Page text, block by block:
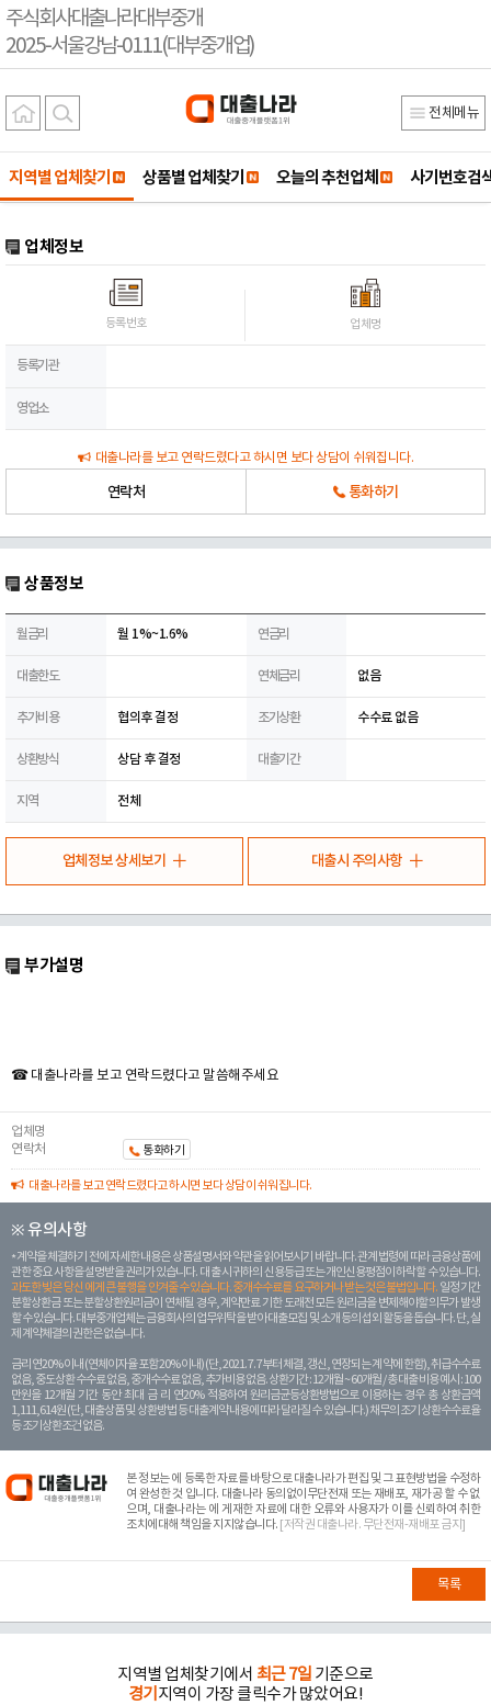
주식회사대출나라대부중개
2025-서울강남-0111(대부중개업)
전체메뉴
지역별 업체찾기 상품별 업체찾기 오늘의 추천업체 사기번호검
업체정보
등록번호 업체명
등록기관
영업소
대출나라를 보고 연락드렸다고 하시면 보다 상담이 쉬워집니다.
연락처 통화하기
상품정보
월금리 월 1%~1.6% 연금리
대출한도 연체금리 없음
추가비용 협의후 결정 조기상환 수수료 없음
상환방식 상담 후 결정 대출기간
지역 전체
업체정보 상세보기 대출시 주의사항
부가설명
☎ 대출나라를 보고 연락드렸다고 말씀해주세요
업체명
연락처
통화하기
대출나라를 보고 연락드렸다고 하시면 보다 상담이 쉬워집니다.
※ 유의사항
계약을 체결하기 전에 자세한 내용은 상품설명서와 약관을 읽어보시기 바랍니다. 관계 법령에 따라 금융상품에
관한 중요 사항을 설명받을 권리가 있습니다. 대 출 시 귀하의 신용등급 또는 개인신용평점이 하락할 수 있습니다.
과도한 빚은 당신 에게 큰 불행을 안겨줄 수 있습니다. 중개수수료를 요구하거나 받는 것은 불법입니다. 일정 기간
분할상환금 또는 분할상환원리금이 연체될 경우, 계약만료 기한 도래전 모든 원리금을 변제해야할 의무가 발생
할 수 있습니다. 대부중개업체는 금융회사의 업무위탁을 받아 대출모집 및 소개 등의 섭외 활동을 돕습니다. 단, 실
제 계약체결의 권한은 없습니다.
금리 연20% 이내 (연체이자율 포함 20% 이내) (단, 2021. 7. 7부터 체결, 갱신, 연장되는 계 약에 한함), 취급수수료
없음, 중도상환 수수료 없음, 중개수수료 없음, 추가비용 없음. 상환기간 : 12개월 ~ 60개월 / 총 대출 비용 예시 : 100
만원을 12개월 기간 동안 최대 금 리 연20% 적용하여 원리금균등상환방법으로 이용하는 경우 총 상환금액
1,111,614원 (단, 대출상품 및 상환방법 등 대출계약 내용에 따라 달라질 수 있습니다.) 채무의 조기 상환수수료율
등 조기상환조건 없음.
본 정보는에 등록한 자료를 바탕으로 대출나라가 편집 및 그 표현방법을 수정하
여 완성한 것 입니다. 대출나라 동의없이무단전재 또는 재배포, 재가공 할 수 없
으며, 대출나라는 에 게재한 자료에 대한 오류와 사용자가 이를 신뢰하여 취한
조치에대해 책임을 지지않습니다. [저작권 대출나라. 무단전재-재배포 금지]
목록
지역별 업체찾기에서 최근 7일 기준으로
경기 지역이 가장 클릭수가 많았어요!